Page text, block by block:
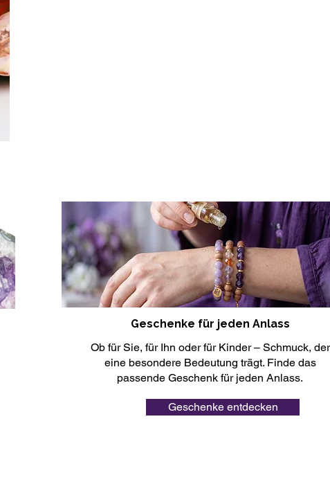
Geschenke für jeden Anlass
Ob für Sie, für Ihn oder für Kinder – Schmuck, der
eine besondere Bedeutung trägt. Finde das
passende Geschenk für jeden Anlass.
Geschenke entdecken